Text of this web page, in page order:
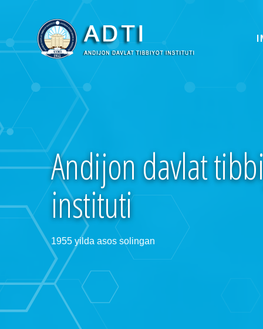
Andijon davlat
instituti
1955 yilda asos solingan